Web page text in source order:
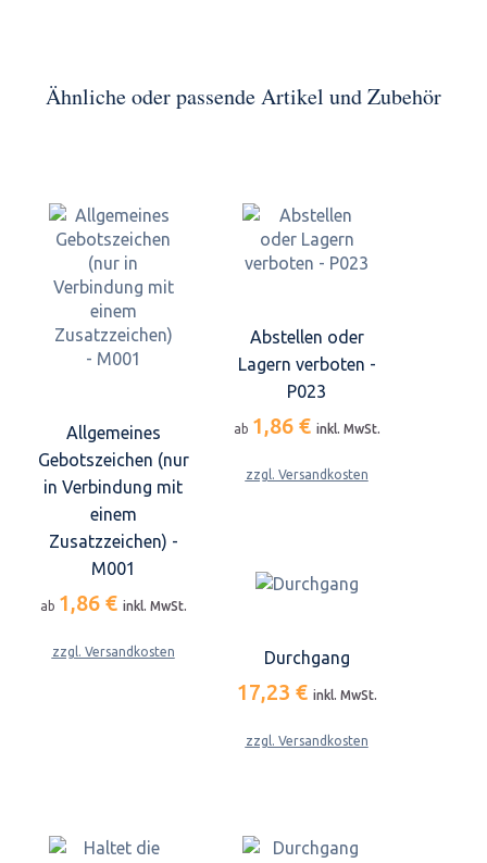
Ähnliche oder passende Artikel und Zubehör
Allgemeines
Gebotszeichen (nur
in Verbindung mit
einem
Zusatzzeichen) -
M001
ab 1,86 € inkl. MwSt.
zzgl. Versandkosten
Abstellen oder
Lagern verboten -
P023
ab 1,86 € inkl. MwSt.
zzgl. Versandkosten
Durchgang
17,23 € inkl. MwSt.
zzgl. Versandkosten